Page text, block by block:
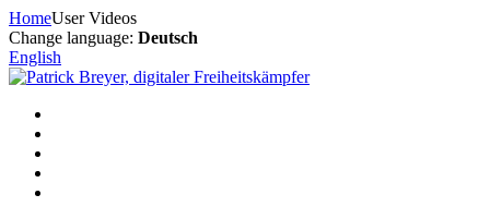
Zum
Inhalt
springen
HomeUser Videos
Change language: Deutsch
English